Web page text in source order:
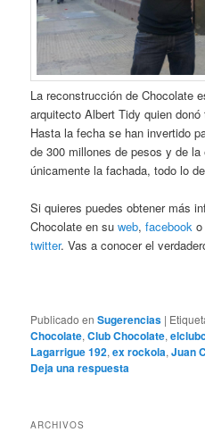
La reconstrucción de Chocolate
arquitecto Albert Tidy quien
Hasta la fecha se han invertido
de 300 millones de pesos y de
únicamente la fachada, todo lo
Si quieres puedes obtener más
Chocolate en suweb,facebook
twitter. Vas a conocer el
Publicado en Sugerencias |
Chocolate,Club Chocolate,
Lagarrigue 192,ex rockola,Juan
Deja una respuesta
ARCHIVOS